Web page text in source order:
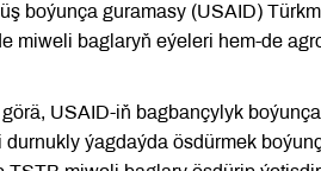
boýunça guramasy (USAID)
miweli baglaryň eýeleri hem-de
USAID-iň bagbançylyk
ýagdaýda ösdürmek